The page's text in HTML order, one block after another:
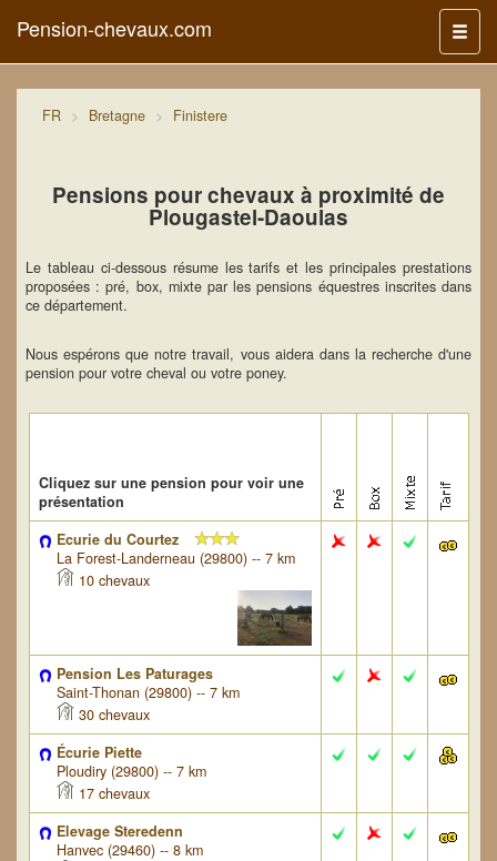
Menu
Pension-chevaux.com
FR Bretagne Finistere
Pensions pour chevaux à proximité de
Plougastel-Daoulas
Le tableau ci-dessous résume les tarifs et les principales prestations
proposées : pré, box, mixte par les pensions équestres inscrites dans
ce département.
Nous espérons que notre travail, vous aidera dans la recherche d'une
pension pour votre cheval ou votre poney.
Cliquez sur une pension pour voir une
présentation
Ecurie du Courtez
La Forest-Landerneau (29800) -- 7 km
10 chevaux
Pension Les Paturages
Saint-Thonan (29800) -- 7 km
30 chevaux
Écurie Piette
Ploudiry (29800) -- 7 km
17 chevaux
Elevage Steredenn
Hanvec (29460) -- 8 km